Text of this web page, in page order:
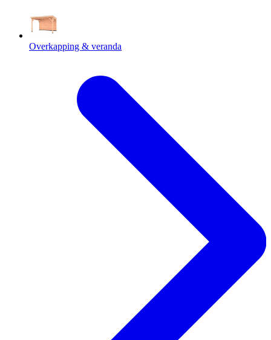
Overkapping & veranda